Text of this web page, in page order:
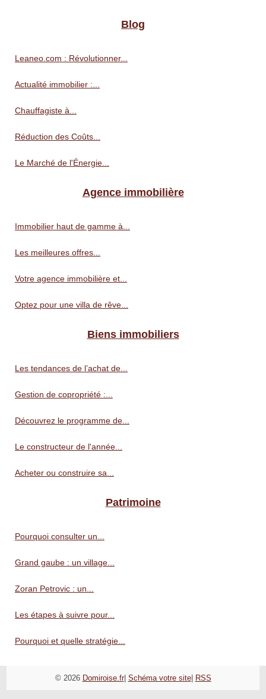
Blog
Leaneo.com : Révolutionner...
Actualité immobilier :...
Chauffagiste à...
Réduction des Coûts...
Le Marché de l'Énergie...
Agence immobilière
Immobilier haut de gamme à...
Les meilleures offres...
Votre agence immobilière et...
Optez pour une villa de rêve...
Biens immobiliers
Les tendances de l’achat de...
Gestion de copropriété :...
Découvrez le programme de...
Le constructeur de l'année...
Acheter ou construire sa...
Patrimoine
Pourquoi consulter un...
Grand gaube : un village...
Zoran Petrovic : un...
Les étapes à suivre pour...
Pourquoi et quelle stratégie...
© 2026 Domiroise.fr| Schéma votre site| RSS